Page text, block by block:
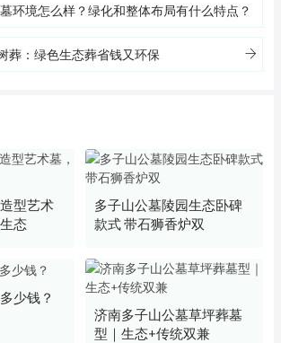
环境怎么样？绿化和整体布局有什么特点？
葬：绿色生态葬省钱又环保
型艺术
态
多子山公墓陵园生态卧碑
款式 带石狮香炉双
少钱？
济南多子山公墓草坪葬墓
型｜生态+传统双兼